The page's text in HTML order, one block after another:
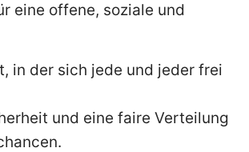
eine offene, soziale und
in der sich jede und jeder frei
und eine faire Verteilung